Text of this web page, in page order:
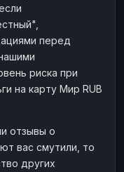
перед
риска при
на карту Мир RUB
отзывы о
вас смутили, то
других